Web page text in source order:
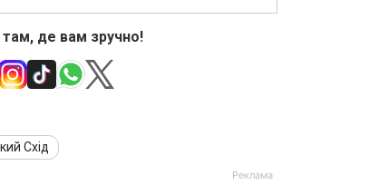
де вам зручно!
Схід